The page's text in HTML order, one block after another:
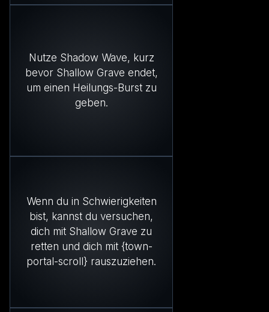
Nutze Shadow Wave, kurz
bevor Shallow Grave endet,
um einen Heilungs-Burst zu
geben.
Wenn du in Schwierigkeiten
bist, kannst du versuchen,
dich mit Shallow Grave zu
retten und dich mit {town-
portal-scroll} rauszuziehen.